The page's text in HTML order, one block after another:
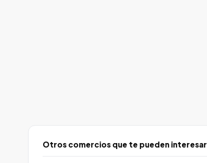
Otros comercios que te pueden interesar